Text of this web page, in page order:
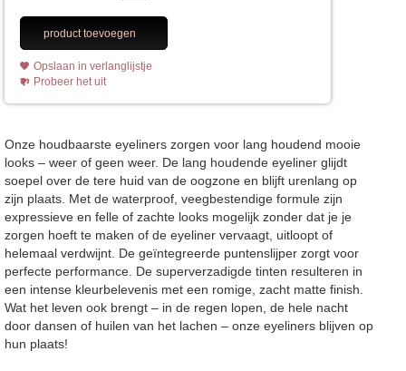
product toevoegen
Opslaan in verlanglijstje
Probeer het uit
Onze houdbaarste eyeliners zorgen voor lang houdend mooie
looks – weer of geen weer. De lang houdende eyeliner glijdt
soepel over de tere huid van de oogzone en blijft urenlang op
zijn plaats. Met de waterproof, veegbestendige formule zijn
expressieve en felle of zachte looks mogelijk zonder dat je je
zorgen hoeft te maken of de eyeliner vervaagt, uitloopt of
helemaal verdwijnt. De geïntegreerde puntenslijper zorgt voor
perfecte performance. De superverzadigde tinten resulteren in
een intense kleurbelevenis met een romige, zacht matte finish.
Wat het leven ook brengt – in de regen lopen, de hele nacht
door dansen of huilen van het lachen – onze eyeliners blijven op
hun plaats!